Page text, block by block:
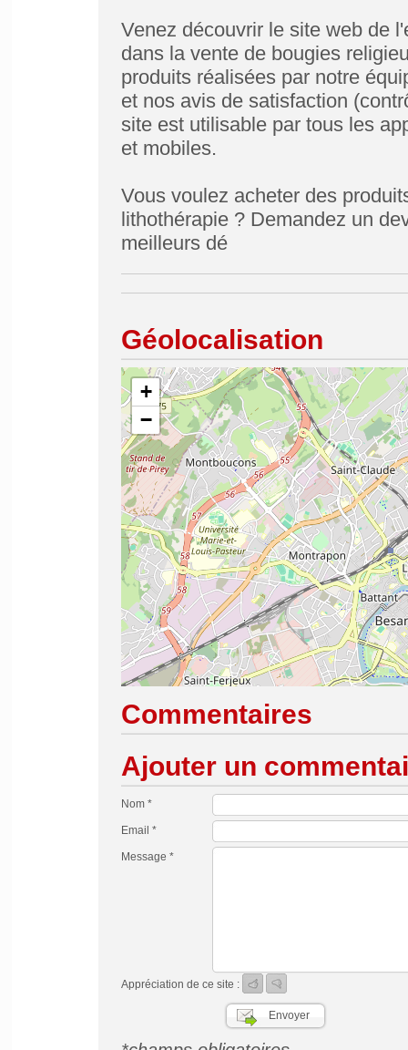
Venez découvrir le site web de
dans la vente de bougies
produits réalisées par notre
et nos avis de satisfaction
site est utilisable par tous les
et mobiles.
Vous voulez acheter des
lithothérapie ? Demandez un
meilleurs dé
Géolocalisation
+
−
Commentaires
Ajouter un
Nom *
Email *
Message *
Appréciation de ce site :